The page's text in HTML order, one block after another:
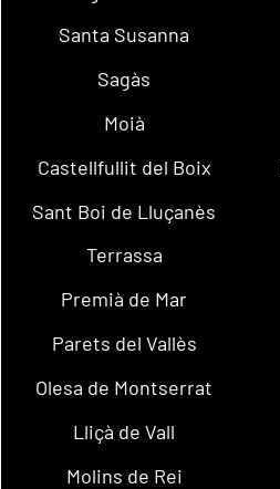
Santa Susanna
Sagàs
Moià
Castellfullit del Boix
Sant Boi de Lluçanès
Terrassa
Premià de Mar
Parets del Vallès
Olesa de Montserrat
Lliçà de Vall
Molins de Rei